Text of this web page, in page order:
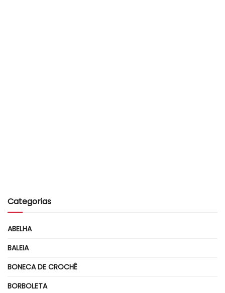
Categorias
ABELHA
BALEIA
BONECA DE CROCHÊ
BORBOLETA